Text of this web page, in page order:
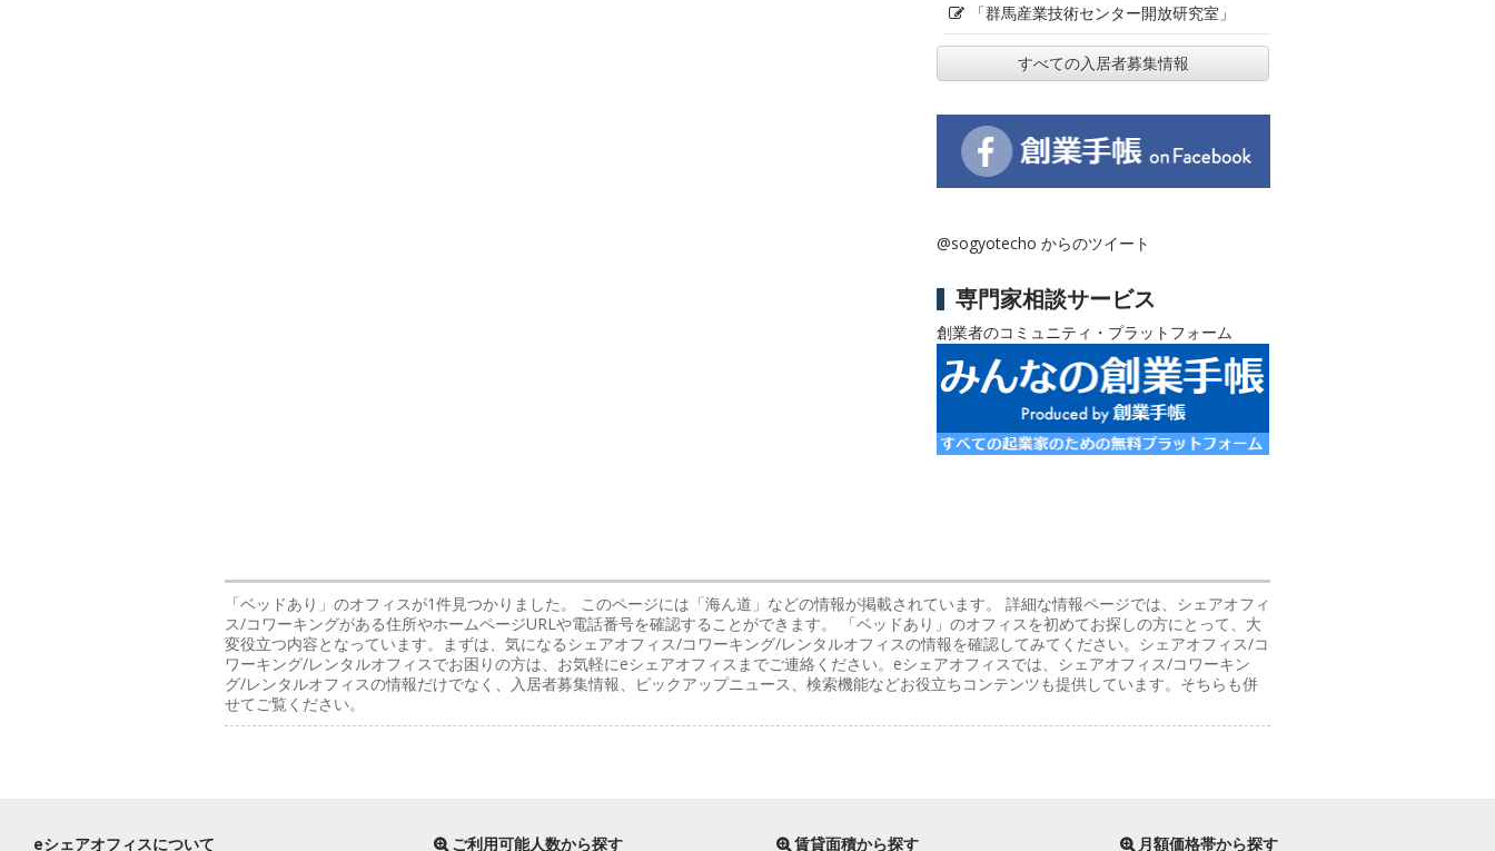
「群馬産業技術センター開放研究室」
すべての入居者募集情報
@sogyotecho からのツイート
専門家相談サービス
創業者のコミュニティ・プラットフォーム
「ベッドあり」のオフィスが1件見つかりました。 このページには「海ん道」などの情報が掲載されています。 詳細な情報ページでは、シェアオフィ
ス/コワーキングがある住所やホームページURLや電話番号を確認することができます。 「ベッドあり」のオフィスを初めてお探しの方にとって、大
変役立つ内容となっています。まずは、気になるシェアオフィス/コワーキング/レンタルオフィスの情報を確認してみてください。シェアオフィス/コ
ワーキング/レンタルオフィスでお困りの方は、お気軽にeシェアオフィスまでご連絡ください。eシェアオフィスでは、シェアオフィス/コワーキン
グ/レンタルオフィスの情報だけでなく、入居者募集情報、ピックアップニュース、検索機能などお役立ちコンテンツも提供しています。そちらも併
せてご覧ください。
eシェアオフィスについて ご利用可能人数から探す 賃貸面積から探す 月額価格帯から探す